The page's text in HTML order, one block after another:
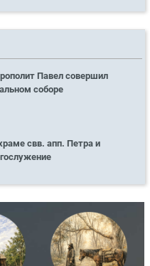
Павел совершил
соборе
свв. апп. Петра и